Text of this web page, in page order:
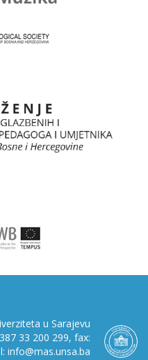
u Sarajevu
33 200 299, fax:
info@mas.unsa.ba